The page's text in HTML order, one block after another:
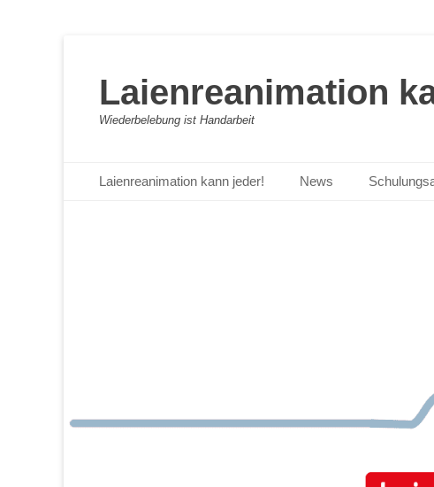
Laienreanimation
Wiederbelebung ist Handarbeit
Primäres Menü
Inhalt
Laienreanimation kann jeder! News